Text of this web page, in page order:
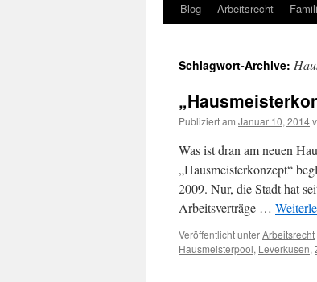
Zum
springen
Blog Arbeitsrecht
Schlagwort-Archive:
Publiziert am Januar 10, 2014
Was ist dran am neuen
„Hausmeisterkonzept“
2009. Nur, die Stadt hat
Arbeitsverträge …
Veröffentlicht unterArbeitsrecht
Hausmeisterpool, Leverkusen,